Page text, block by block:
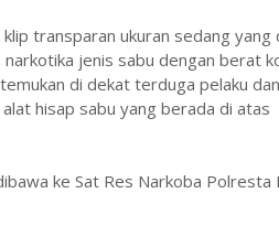
transparan ukuran sedang yang
jenis sabu dengan berat
di dekat terduga pelaku dan
hisap sabu yang berada di atas
ke Sat Res Narkoba Polresta